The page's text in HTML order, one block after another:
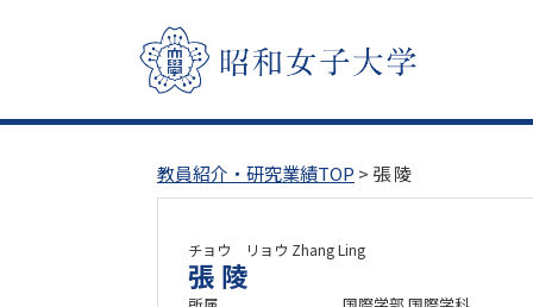
教員紹介・研究業績TOP > 張 陵
チョウ リョウ Zhang Ling
張 陵